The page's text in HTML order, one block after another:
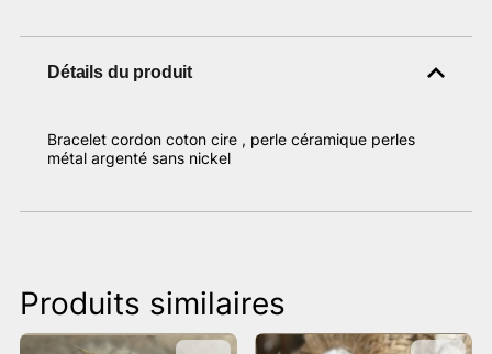
Détails du produit
Bracelet cordon coton cire , perle céramique perles
métal argenté sans nickel
Produits similaires